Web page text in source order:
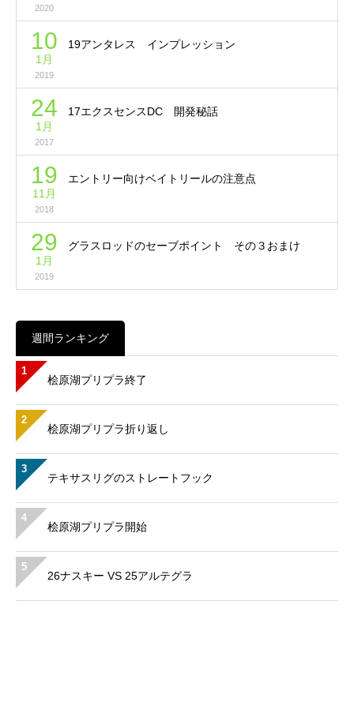
2020
10
1月
2019
19アンタレス インプレッション
24
1月
2017
17エクスセンスDC 開発秘話
19
11月
2018
エントリー向けベイトリールの注意点
29
1月
2019
グラスロッドのセーブポイント その３おまけ
週間ランキング
1
桧原湖プリプラ終了
2
桧原湖プリプラ折り返し
3
テキサスリグのストレートフック
4
桧原湖プリプラ開始
5
26ナスキー VS 25アルテグラ